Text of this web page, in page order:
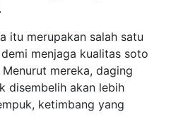
itu merupakan salah satu
menjaga kualitas soto
mereka, daging
disembelih akan lebih
ketimbang yang